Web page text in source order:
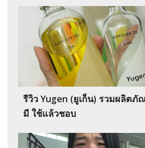
รีวิว Yugen (ยูเก็น) รวมผลิต
มี ใช้แล้วชอบ